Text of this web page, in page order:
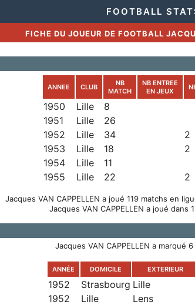
FOOTBALL
FICHE DU JOUEUR DE FOOTBALL
ANNEE CLUB
NB
MATCH
NB ENTREE
EN JEUX
1950 Lille
8
1951
Lille
26
1952
Lille 34
2
1953
Lille 18
2
1954
Lille
11
1955
Lille 22 2
Jacques VAN CAPPELLEN a joué 119 matchs en
Jacques VAN CAPPELLEN a joué dans
Jacques VAN CAPPELLEN a marqué
ANNÉE DOMICILE EXTERIEUR
1952 Strasbourg Lille
1952
Lille Lens